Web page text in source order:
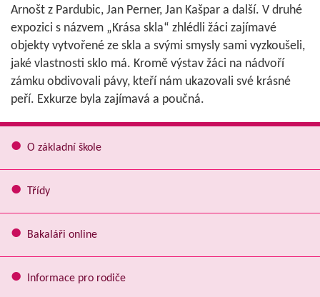
Arnošt z Pardubic, Jan Perner, Jan Kašpar a další. V druhé
expozici s názvem „Krása skla“ zhlédli žáci zajímavé
objekty vytvořené ze skla a svými smysly sami vyzkoušeli,
jaké vlastnosti sklo má. Kromě výstav žáci na nádvoří
zámku obdivovali pávy, kteří nám ukazovali své krásné
peří. Exkurze byla zajímavá a poučná.
O základní škole
Třídy
Bakaláři online
Informace pro rodiče